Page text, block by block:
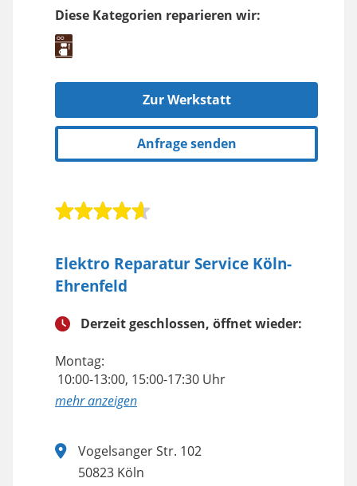
Diese Kategorien reparieren wir:
Zur Werkstatt
Anfrage senden
Elektro Reparatur Service Köln-
Ehrenfeld
Derzeit geschlossen, öffnet wieder:
Montag:
10:00-13:00, 15:00-17:30 Uhr
anzeigen
Vogelsanger Str. 102
50823 Köln